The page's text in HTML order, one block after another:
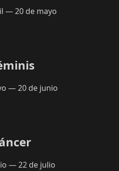
— 20 de mayo
— 20 de junio
— 22 de julio